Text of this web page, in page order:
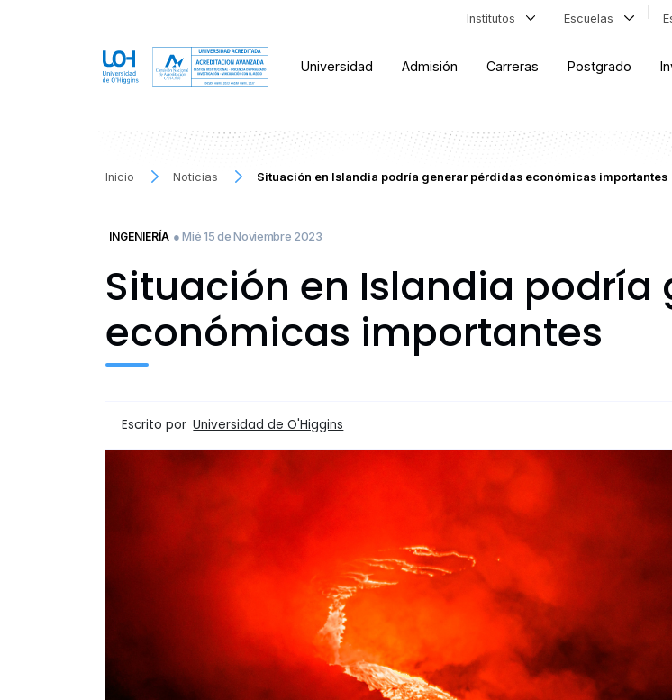
Institutos Escuelas
Universidad Admisión Carreras Postgrado
Inicio Noticias Situación en Islandia podría generar pérdidas económicas importantes
INGENIERÍA ● Mié 15 de Noviembre 2023
Situación en Islandia podría
económicas importantes
Escrito por Universidad de O'Higgins